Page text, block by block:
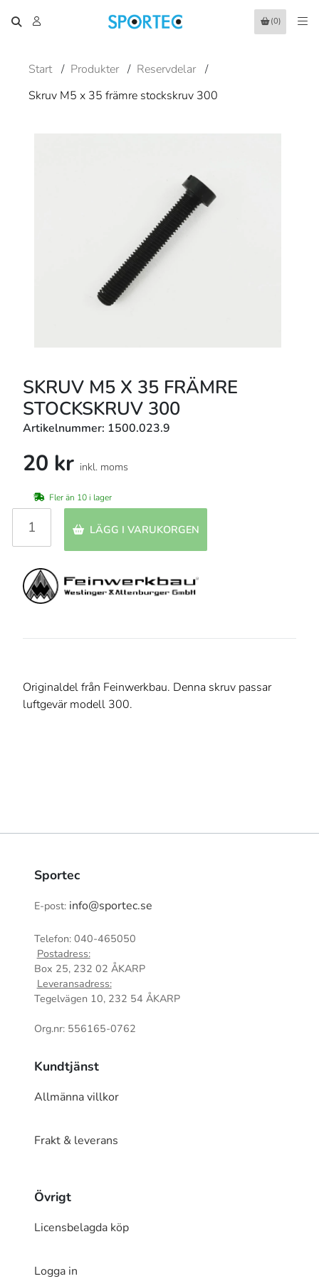
(0)
Start / Produkter / Reservdelar /
Skruv M5 x 35 främre stockskruv 300
SKRUV M5 X 35 FRÄMRE
STOCKSKRUV 300
Artikelnummer: 1500.023.9
20 kr inkl. moms
Fler än 10 i lager
LÄGG I VARUKORGEN
Originaldel från Feinwerkbau. Denna skruv passar
luftgevär modell 300.
Sportec
E-post: info@sportec.se
Telefon: 040-465050
Postadress:
Box 25, 232 02 ÅKARP
Leveransadress:
Tegelvägen 10, 232 54 ÅKARP
Org.nr: 556165-0762
Kundtjänst
Allmänna villkor
Frakt & leverans
Övrigt
Licensbelagda köp
Logga in